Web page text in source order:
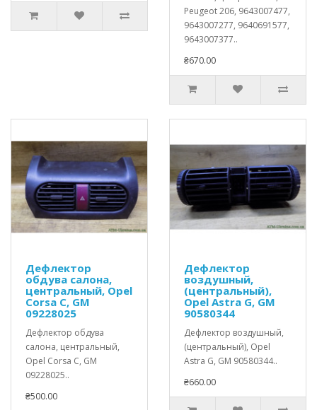
Peugeot 206, 9643007477,
9643007277, 9640691577,
9643007377..
₴670.00
Дефлектор
обдува салона,
центральный, Opel
Corsa C, GM
09228025
Дефлектор обдува
салона, центральный,
Opel Corsa C, GM
09228025..
₴500.00
Дефлектор
воздушный,
(центральный),
Opel Astra G, GM
90580344
Дефлектор воздушный,
(центральный), Opel
Astra G, GM 90580344..
₴660.00